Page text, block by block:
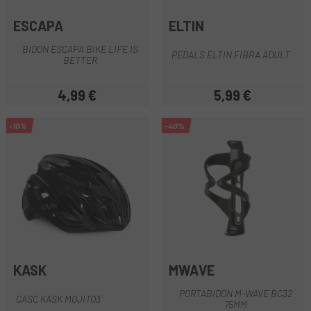
ESCAPA
BIDON ESCAPA BIKE LIFE IS
BETTER
Preu
4,99 €
ELTIN
PEDALS ELTIN FIBRA ADULT
Preu
5,99 €
-10%
KASK
CASC KASK MOJITO3
-40%
MWAVE
PORTABIDON M-WAVE BC32
75MM